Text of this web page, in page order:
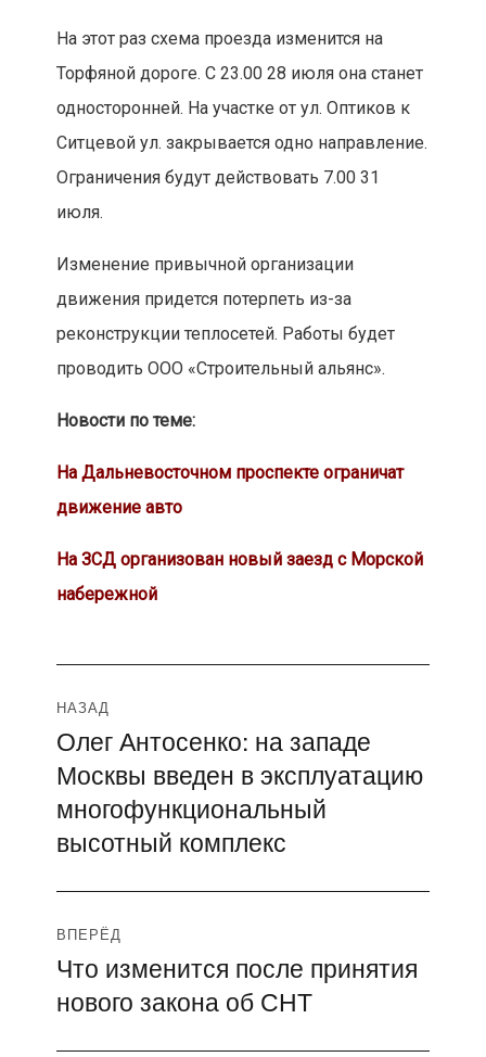
На этот раз схема проезда изменится на
Торфяной дороге. С 23.00 28 июля она станет
односторонней. На участке от ул. Оптиков к
Ситцевой ул. закрывается одно направление.
Ограничения будут действовать 7.00 31
июля.
Изменение привычной организации
движения придется потерпеть из-за
реконструкции теплосетей. Работы будет
проводить ООО «Строительный альянс».
Новости по теме:
На Дальневосточном проспекте ограничат
движение авто
На ЗСД организован новый заезд с Морской
набережной
Навигация
по
записям
НАЗАД
Предыдущая
запись:
Олег Антосенко: на западе
Москвы введен в эксплуатацию
многофункциональный
высотный комплекс
ВПЕРЁД
Следующая
запись:
Что изменится после принятия
нового закона об СНТ